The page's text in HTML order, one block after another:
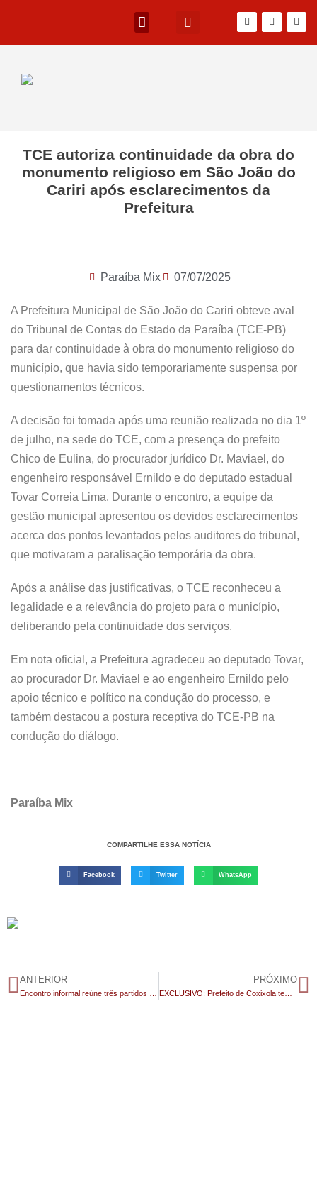
TCE autoriza continuidade da obra do
monumento religioso em São João do
Cariri após esclarecimentos da
Prefeitura
Paraíba Mix 07/07/2025
A Prefeitura Municipal de São João do Cariri obteve aval
do Tribunal de Contas do Estado da Paraíba (TCE-PB)
para dar continuidade à obra do monumento religioso do
município, que havia sido temporariamente suspensa por
questionamentos técnicos.
A decisão foi tomada após uma reunião realizada no dia 1º
de julho, na sede do TCE, com a presença do prefeito
Chico de Eulina, do procurador jurídico Dr. Maviael, do
engenheiro responsável Ernildo e do deputado estadual
Tovar Correia Lima. Durante o encontro, a equipe da
gestão municipal apresentou os devidos esclarecimentos
acerca dos pontos levantados pelos auditores do tribunal,
que motivaram a paralisação temporária da obra.
Após a análise das justificativas, o TCE reconheceu a
legalidade e a relevância do projeto para o município,
deliberando pela continuidade dos serviços.
Em nota oficial, a Prefeitura agradeceu ao deputado Tovar,
ao procurador Dr. Maviael e ao engenheiro Ernildo pelo
apoio técnico e político na condução do processo, e
também destacou a postura receptiva do TCE-PB na
condução do diálogo.
Paraíba Mix
COMPARTILHE ESSA NOTÍCIA
Facebook Twitter WhatsApp
ANTERIOR PRÓXIMO